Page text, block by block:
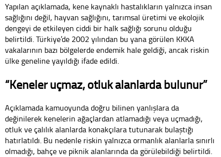
Yapılan açıklamada, kene kaynaklı hastalıkların yalnızca insan
sağlığını değil, hayvan sağlığını, tarımsal üretimi ve ekolojik
dengeyi de etkileyen ciddi bir halk sağlığı sorunu olduğu
belirtildi. Türkiye’de 2002 yılından bu yana görülen KKKA
vakalarının bazı bölgelerde endemik hale geldiği, ancak riskin
ülke geneline yayıldığı ifade edildi.
“Keneler uçmaz, otluk alanlarda bulunur”
Açıklamada kamuoyunda doğru bilinen yanlışlara da
değinilerek kenelerin ağaçlardan atlamadığı veya uçmadığı,
otluk ve çalılık alanlarda konakçılara tutunarak bulaştığı
hatırlatıldı. Bu nedenle riskin yalnızca ormanlık alanlarla sınırlı
olmadığı, bahçe ve piknik alanlarında da görülebildiği belirtildi.